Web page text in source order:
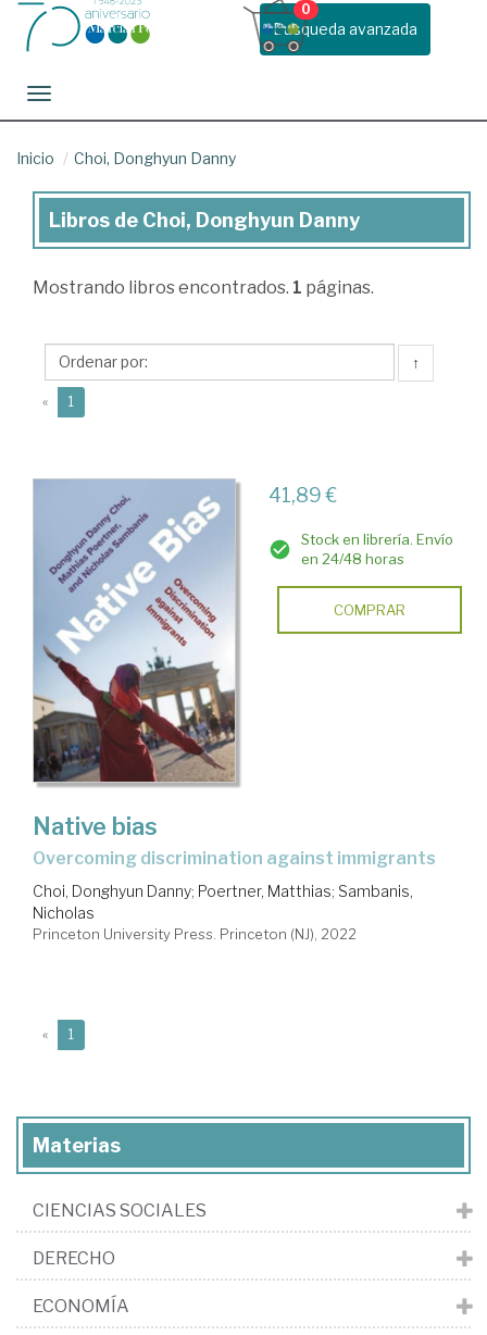
Busqueda avanzada
0
Toggle navigation
Inicio Choi, Donghyun Danny
Libros
Choi,
Danny
Libros de Choi, Donghyun Danny
Mostrando libros encontrados. 1 páginas.
↑
« 1
41,89 €
Stock en librería. Envío
en 24/48 horas
COMPRAR
Native bias
overcoming discrimination against immigrants
Choi, Donghyun Danny; Poertner, Matthias; Sambanis,
Nicholas
Princeton University Press. Princeton (NJ), 2022
« 1
Materias
CIENCIAS SOCIALES
DERECHO
ECONOMÍA